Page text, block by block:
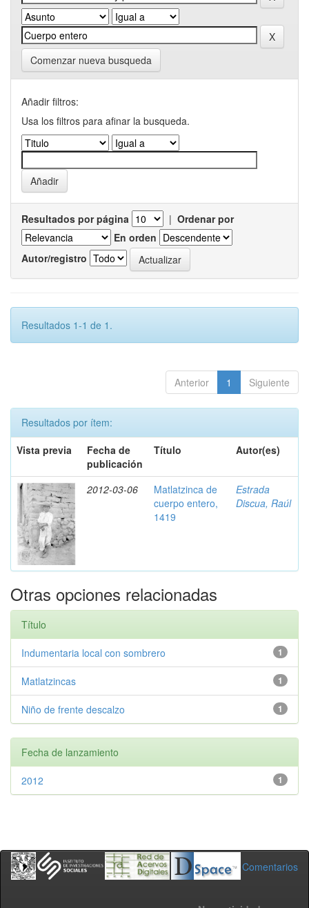
Comenzar nueva busqueda
Añadir filtros:
Usa los filtros para afinar la busqueda.
Resultados por página | Ordenar por
En orden
Autor/registro
Resultados 1-1 de 1.
Anterior 1 Siguiente
Resultados por ítem:
Vista previa
Fecha de
publicación
Título Autor(es)
2012-03-06
Matlatzinca de
cuerpo entero,
1419
Estrada
Discua, Raúl
Otras opciones relacionadas
Título
1
Indumentaria local con sombrero
1
Matlatzincas
1
Niño de frente descalzo
Fecha de lanzamiento
1
2012
Comentarios